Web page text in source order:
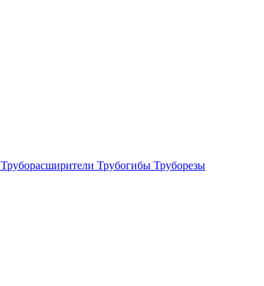
Труборасширители Трубогибы Труборезы